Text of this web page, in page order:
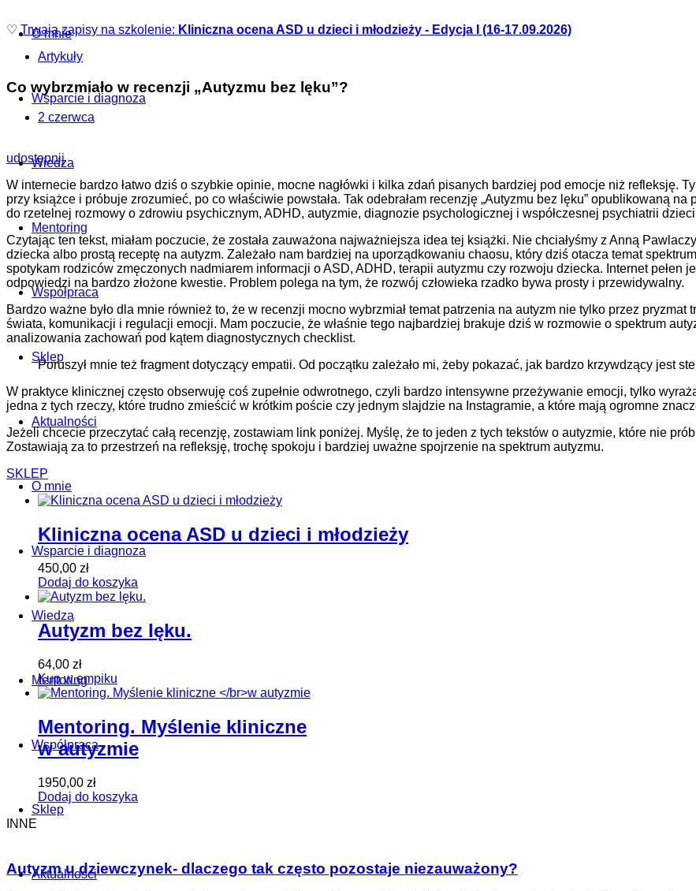
♡ Trwają zapisy na szkolenie: Kliniczna ocena ASD u dzieci i młodzieży - Edycja I (16-17.09.2026)
O mnie
Wsparcie i diagnoza
Wiedza
Mentoring
Współpraca
Sklep
Aktualności
O mnie
Wsparcie i diagnoza
Wiedza
Mentoring
Współpraca
Sklep
Aktualności
Artykuły
Co wybrzmiało w recenzji „Autyzmu bez lęku”?
2 czerwca
udostępnij
W internecie bardzo łatwo dziś o szybkie opinie, mocne nagłówki i kilka zdań pisanych bardziej pod emocje niż refleksję.
przy książce i próbuje zrozumieć, po co właściwie powstała. Tak odebrałam recenzję „Autyzmu bez lęku” opublikowaną
do rzetelnej rozmowy o zdrowiu psychicznym, ADHD, autyzmie, diagnozie psychologicznej i współczesnej psychiatrii dzieci
Czytając ten tekst, miałam poczucie, że została zauważona najważniejsza idea tej książki. Nie chciałyśmy z Anną
dziecka albo prostą receptę na autyzm. Zależało nam bardziej na uporządkowaniu chaosu, który dziś otacza temat
spotykam rodziców zmęczonych nadmiarem informacji o ASD, ADHD, terapii autyzmu czy rozwoju dziecka. Internet pełen
odpowiedzi na bardzo złożone kwestie. Problem polega na tym, że rozwój człowieka rzadko bywa prosty i przewidywalny.
Bardzo ważne było dla mnie również to, że w recenzji mocno wybrzmiał temat patrzenia na autyzm nie tylko przez
świata, komunikacji i regulacji emocji. Mam poczucie, że właśnie tego najbardziej brakuje dziś w rozmowie o spektrum
analizowania zachowań pod kątem diagnostycznych checklist.
Poruszył mnie też fragment dotyczący empatii. Od początku zależało mi, żeby pokazać, jak bardzo krzywdzący jest
W praktyce klinicznej często obserwuję coś zupełnie odwrotnego, czyli bardzo intensywne przeżywanie emocji, tylko
jedna z tych rzeczy, które trudno zmieścić w krótkim poście czy jednym slajdzie na Instagramie, a które mają ogromne
Jeżeli chcecie przeczytać całą recenzję, zostawiam link poniżej. Myślę, że to jeden z tych tekstów o autyzmie, które nie
Zostawiają za to przestrzeń na refleksję, trochę spokoju i bardziej uważne spojrzenie na spektrum autyzmu.
SKLEP
Kliniczna ocena ASD u dzieci i młodzieży
450,00 zł
Dodaj do koszyka
Autyzm bez lęku.
64,00 zł
Kup w empiku
Mentoring. Myślenie kliniczne
w autyzmie
1950,00 zł
Dodaj do koszyka
INNE
Autyzm u dziewczynek- dlaczego tak często pozostaje niezauważony?